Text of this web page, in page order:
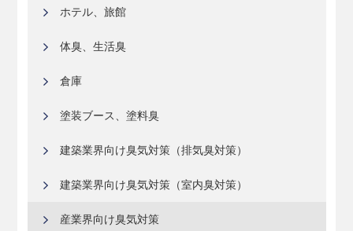
ホテル、旅館
体臭、生活臭
倉庫
塗装ブース、塗料臭
建築業界向け臭気対策（排気臭対策）
建築業界向け臭気対策（室内臭対策）
産業界向け臭気対策